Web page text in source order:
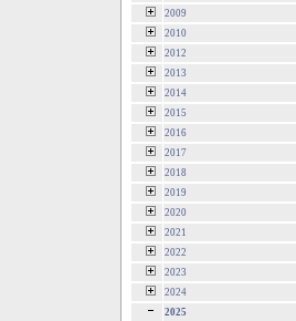
2009
2010
2012
2013
2014
2015
2016
2017
2018
2019
2020
2021
2022
2023
2024
2025